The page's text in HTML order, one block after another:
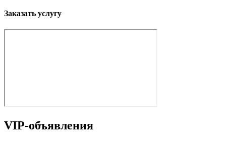
Заказать услугу
VIP-объявления